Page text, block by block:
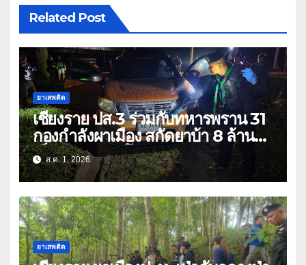
Related Post
ยาเสพติด
เชียงราย ปส.3 ร่วมกับทหารพราน 31
กองกำลังผาเมือง สกัดยาบ้า 8 ล้าน
เม็ด เครือข่าย โล่ง แซ่ลี
ส.ค. 1, 2026
ยาเสพติด